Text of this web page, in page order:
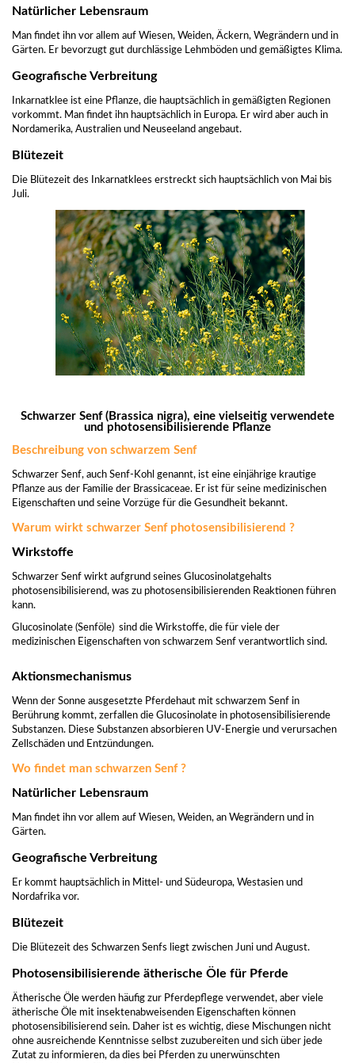
Natürlicher Lebensraum
Man findet ihn vor allem auf Wiesen, Weiden, Äckern, Wegrändern und in
Gärten. Er bevorzugt gut durchlässige Lehmböden und gemäßigtes Klima.
Geografische Verbreitung
Inkarnatklee ist eine Pflanze, die hauptsächlich in gemäßigten Regionen
vorkommt. Man findet ihn hauptsächlich in Europa. Er wird aber auch in
Nordamerika, Australien und Neuseeland angebaut.
Blütezeit
Die Blütezeit des Inkarnatklees erstreckt sich hauptsächlich von Mai bis
Juli.
Schwarzer Senf (Brassica nigra), eine vielseitig verwendete
und photosensibilisierende Pflanze
Beschreibung von schwarzem Senf
Schwarzer Senf, auch Senf-Kohl genannt, ist eine einjährige krautige
Pflanze aus der Familie der Brassicaceae. Er ist für seine medizinischen
Eigenschaften und seine Vorzüge für die Gesundheit bekannt.
Warum wirkt schwarzer Senf photosensibilisierend ?
Wirkstoffe
Schwarzer Senf wirkt aufgrund seines Glucosinolatgehalts
photosensibilisierend, was zu photosensibilisierenden Reaktionen führen
kann.
Glucosinolate (Senföle) sind die Wirkstoffe, die für viele der
medizinischen Eigenschaften von schwarzem Senf verantwortlich sind.
Aktionsmechanismus
Wenn der Sonne ausgesetzte Pferdehaut mit schwarzem Senf in
Berührung kommt, zerfallen die Glucosinolate in photosensibilisierende
Substanzen. Diese Substanzen absorbieren UV-Energie und verursachen
Zellschäden und Entzündungen.
Wo findet man schwarzen Senf ?
Natürlicher Lebensraum
Man findet ihn vor allem auf Wiesen, Weiden, an Wegrändern und in
Gärten.
Geografische Verbreitung
Er kommt hauptsächlich in Mittel- und Südeuropa, Westasien und
Nordafrika vor.
Blütezeit
Die Blütezeit des Schwarzen Senfs liegt zwischen Juni und August.
Photosensibilisierende ätherische Öle für Pferde
Ätherische Öle werden häufig zur Pferdepflege verwendet, aber viele
ätherische Öle mit insektenabweisenden Eigenschaften können
photosensibilisierend sein. Daher ist es wichtig, diese Mischungen nicht
ohne ausreichende Kenntnisse selbst zuzubereiten und sich über jede
Zutat zu informieren, da dies bei Pferden zu unerwünschten